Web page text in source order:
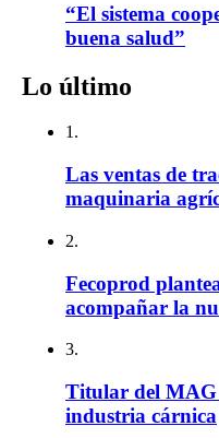
“El sistema
buena salud”
Lo último
1.
Las ventas de
maquinaria
2.
Fecoprod
acompañar la
3.
Titular del MAG
industria cárnica